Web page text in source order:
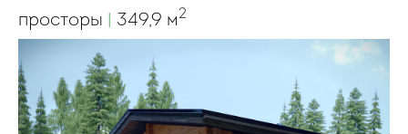
просторы
349,9 м2